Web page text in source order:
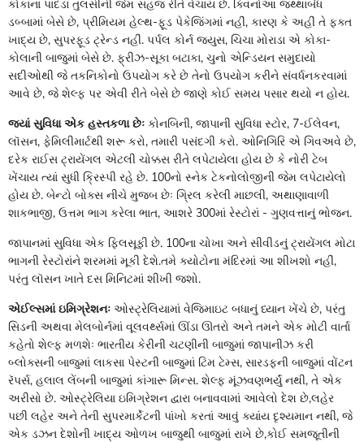
કોકાનાં પાંદડાં તુલસીની જેમ સહજ રીતે વેચાય છે. ક્વિનોઆ જથ્થાબંધ
ડબ્બામાં બેસે છે, પ્રીમિયમ હેલ્થ-ફૂડ પેકેજિંગમાં નહીં, કારણ કે અહીં તે ફક્ત
ખાદ્ય છે, સુપરફૂડ ટ્રેન્ડ નહીં. પર્પલ કોર્ન જ્યુસ, ચિચા મોરાડા એ કોકા-
કોલાની બાજુમાં બેસે છે. ફ્રીઝ-સૂકા બટાકા, ચુનો એન્ડિયન સમુદાયો
સદીઓથી જે તકનિકોનો ઉપયોગ કરે છે તેનો ઉપયોગ કરીને સંવર્ધનકરવામાં
આવે છે, જે શેલ્ફ પર એવી રીતે બેસે છે જાણે કોઈ સમય પસાર થયો ન હોય.
જ્યાં સુવિધા એક હસ્તકળા છેઃ કોનબિની, જાપાની સુવિધા સ્ટોર, 7-ઈલેવન,
લૉસન, ફેમિલીમાર્ટથી શરૂ કરો, તમારી પસંદગી કરો. ઓનિગિરિ એ ગિવઅવે છે,
દરેક રાઈસ ટ્રાયેંગલ એટલી ચોક્કસ રીતે લપેટાયેલા હોય છે કે નોરી ટેબ
ખેંચાય ત્યાં સુધી ક્રિસ્પી રહે છે. 100નો સ્નેક ટેકનોલોજીની જેમ લપેટાયેલો
હોય છે. બેન્ટો બોક્સ નીચે મુજબ છેઃ ગ્રિલ કરેલી માછલી, અથાણાવાળી
શાકભાજી, ઉત્તમ ભાગ કરેલા ભાત, આશરે 300માં રેસ્ટોરાં - ગુણવત્તાનું ભોજન.
જાપાનમાં સુવિધા એક ફિલસૂફી છે. 100ના ચોખા અને સીવીડનું ટ્રાયેંગલ મોટા
ભાગની રેસ્ટોરાંને શરમમાં મૂકી દેશે.તમે ક્યોટોના મંદિરમાં આ શીખશો નહીં,
પરંતુ લૉસન ખાતે દસ મિનિટમાં શીખી જશો.
એઈલ્સમાં ઇમિગ્રેશનઃ ઓસ્ટ્રેલિયામાં વેજિમાઇટ બધાનું ધ્યાન ખેંચે છે, પરંતુ
સિડની અથવા મેલબોર્નમાં વૂલવર્થ્સમાં ઊંડા ઊતરો અને તમને એક મોટી વાર્તા
કહેતો શેલ્ફ મળશેઃ ભારતીય કેરીની ચટણીની બાજુમાં જાપાનીઝ કરી
બ્લોક્સની બાજુમાં લાકસા પેસ્ટની બાજુમાં ટિમ ટેમ્સ, સારડફની બાજુમાં વોંટન
રૅપર્સ, હલાલ લેંબની બાજુમાં કાંગારૂ મિન્સ. શેલ્ફ મૂંઝવણભર્યું નથી, તે એક
અરીસો છે. ઓસ્ટ્રેલિયા ઇમિગ્રેશન દ્વારા બનાવવામાં આવેલો દેશ છે,લહેર
પછી લહેર અને તેની સુપરમાર્કેટની પાંખો કરતાં આવું ક્યાંય દૃશ્યમાન નથી, જે
એક ડઝન દેશોની ખાદ્ય ઓળખ બાજુથી બાજુમાં રાખે છે,કોઈ સમજૂતીની